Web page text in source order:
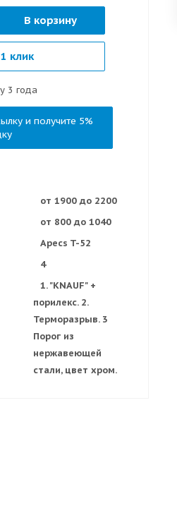
В корзину
клик
3 года
и получите 5%
от 1900 до 2200
от 800 до 1040
Apecs T-52
4
1. "KNAUF" +
порилекс. 2.
Терморазрыв. 3
Порог из
нержавеющей
стали, цвет хром.